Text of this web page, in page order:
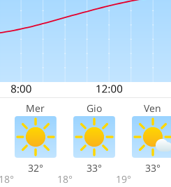
Mer Gio Ven
18°
32°
18°
33°
19°
33°